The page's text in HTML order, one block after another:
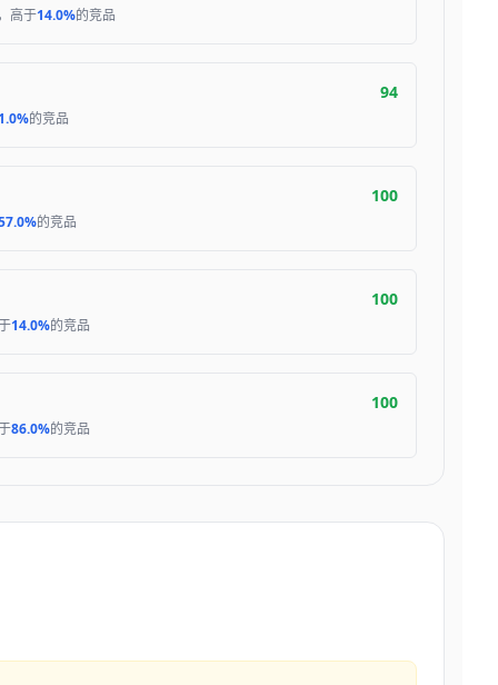
，高于14.0%的竞品
94
的竞品
100
的竞品
100
14.0%的竞品
100
86.0%的竞品